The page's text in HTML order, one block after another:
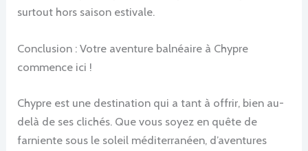
surtout hors saison estivale.
Conclusion : Votre aventure balnéaire à Chypre
commence ici !
Chypre est une destination qui a tant à offrir, bien au-
delà de ses clichés. Que vous soyez en quête de
farniente sous le soleil méditerranéen, d’aventures